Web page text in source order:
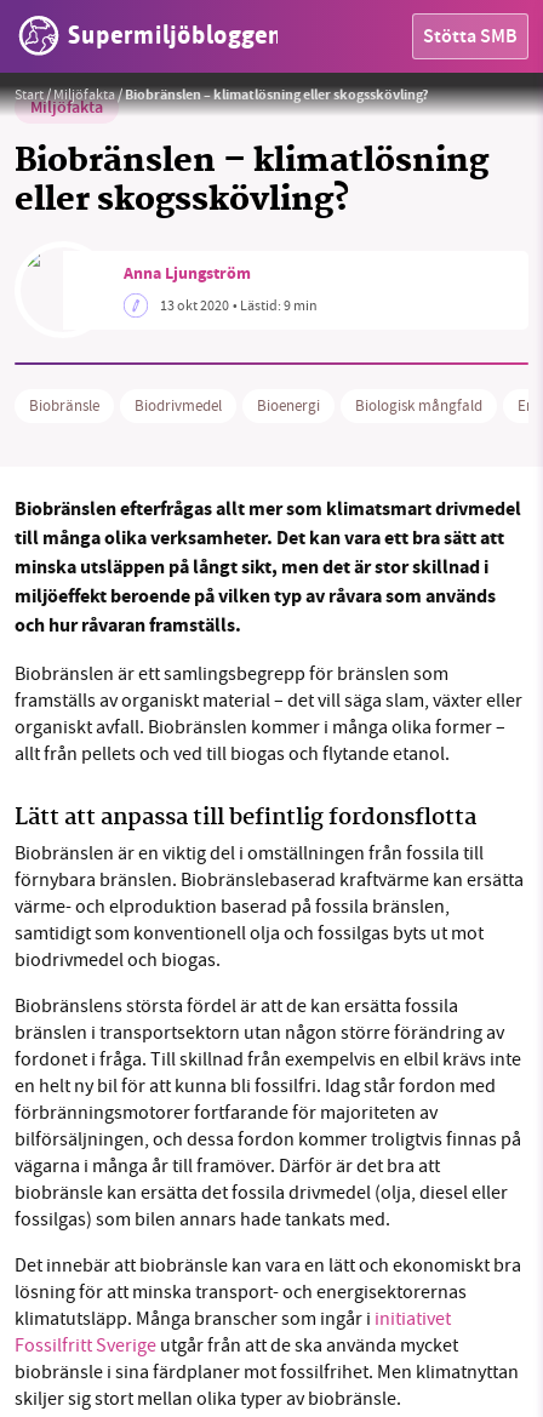
Supermiljöbloggen Stötta SMB
HEM
OM OSS
Sök
Facebook Instagram BlueSky
Start/Miljöfakta/Biobränslen – klimatlösning eller skogsskövling?
Miljöfakta
Biobränslen – klimatlösning
eller skogsskövling?
Foto:Pexels
Anna Ljungström
13 okt 2020• Lästid:9 min
Biobränsle Biodrivmedel Bioenergi Biologisk mångfald
Biobränslen efterfrågas allt mer som klimatsmart drivmedel
till många olika verksamheter. Det kan vara ett bra sätt att
minska utsläppen på långt sikt, men det är stor skillnad i
miljöeffekt beroende på vilken typ av råvara som används
och hur råvaran framställs.
Biobränslen är ett samlingsbegrepp för bränslen som
framställs av organiskt material – det vill säga slam, växter eller
organiskt avfall. Biobränslen kommer i många olika former –
allt från pellets och ved till biogas och flytande etanol.
Lätt att anpassa till befintlig fordonsflotta
Biobränslen är en viktig del i omställningen från fossila till
förnybara bränslen. Biobränslebaserad kraftvärme kan ersätta
värme- och elproduktion baserad på fossila bränslen,
samtidigt som konventionell olja och fossilgas byts ut mot
biodrivmedel och biogas.
Biobränslens största fördel är att de kan ersätta fossila
bränslen i transportsektorn utan någon större förändring av
fordonet i fråga. Till skillnad från exempelvis en elbil krävs inte
en helt ny bil för att kunna bli fossilfri. Idag står fordon med
förbränningsmotorer fortfarande för majoriteten av
bilförsäljningen, och dessa fordon kommer troligtvis finnas på
vägarna i många år till framöver. Därför är det bra att
biobränsle kan ersätta det fossila drivmedel (olja, diesel eller
fossilgas) som bilen annars hade tankats med.
Det innebär att biobränsle kan vara en lätt och ekonomiskt bra
lösning för att minska transport- och energisektorernas
klimatutsläpp. Många branscher som ingår i initiativet
Fossilfritt Sverige utgår från att de ska använda mycket
biobränsle i sina färdplaner mot fossilfrihet. Men klimatnyttan
skiljer sig stort mellan olika typer av biobränsle.
starten 2010 har vår ideella redaktion drivit
miljödebatten framåt genom
nyhetsbevakning och granskningar. Nu vill vi
utveckla vårt arbete – och vi hoppas att du
Stötta vårt arbete genom att swisha en slant till
1231368703
Läs vad vi vill göra